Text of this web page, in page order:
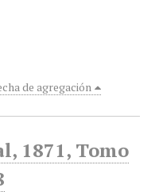
de agregación
1871, Tomo